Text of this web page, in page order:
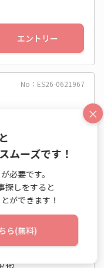
エントリー
No：ES26-0621967
×
ムーズです！
必要です。
探しをすると
ができます！
ら(無料)